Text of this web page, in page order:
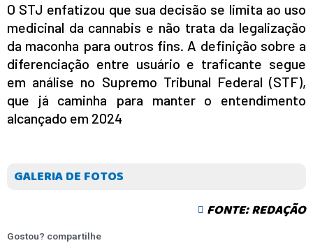
O STJ enfatizou que sua decisão se limita ao uso
medicinal da cannabis e não trata da legalização
da maconha para outros fins. A definição sobre a
diferenciação entre usuário e traficante segue
em análise no Supremo Tribunal Federal (STF),
que já caminha para manter o entendimento
alcançado em 2024
GALERIA DE FOTOS
FONTE: REDAÇÃO
Gostou? compartilhe